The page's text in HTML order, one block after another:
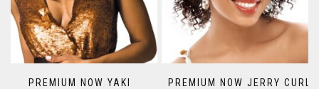
PREMIUM NOW YAKI
PREMIUM NOW JERRY CURL